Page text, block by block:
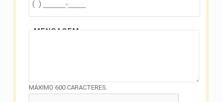
MENSAGEM
MÁXIMO 600 CARACTERES.